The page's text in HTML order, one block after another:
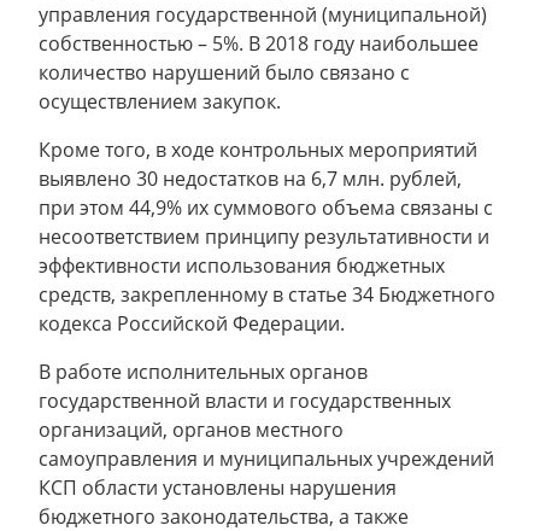
управления государственной (муниципальной)
собственностью – 5%. В 2018 году наибольшее
количество нарушений было связано с
осуществлением закупок.
Кроме того, в ходе контрольных мероприятий
выявлено 30 недостатков на 6,7 млн. рублей,
при этом 44,9% их суммового объема связаны с
несоответствием принципу результативности и
эффективности использования бюджетных
средств, закрепленному в статье 34 Бюджетного
кодекса Российской Федерации.
В работе исполнительных органов
государственной власти и государственных
организаций, органов местного
самоуправления и муниципальных учреждений
КСП области установлены нарушения
бюджетного законодательства, а также